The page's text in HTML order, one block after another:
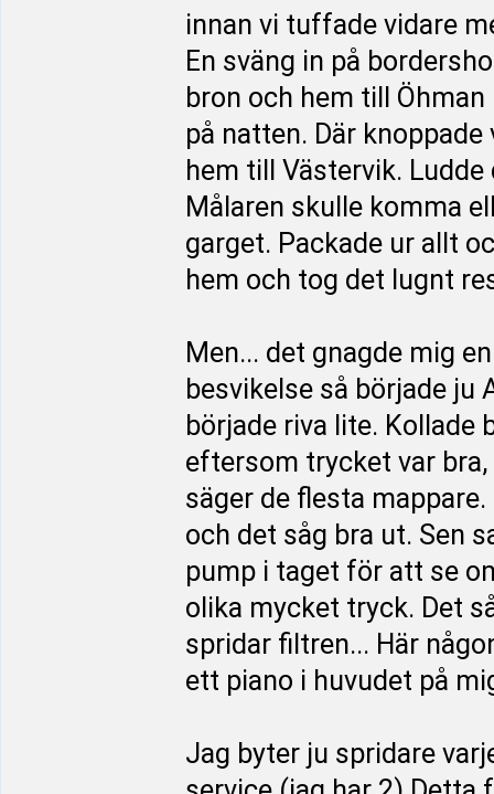
innan vi tuffade vidare
En sväng in på
bron och hem till
på natten. Där
hem till Västervik.
Målaren skulle komma
garget. Packade ur allt
hem och tog det lugnt
Men... det gnagde mig
besvikelse så började ju
började riva lite. Kollade
eftersom trycket var
säger de flesta
och det såg bra ut. Sen
pump i taget för att se
olika mycket tryck. Det
spridar filtren... Här
ett piano i huvudet på
Jag byter ju spridare